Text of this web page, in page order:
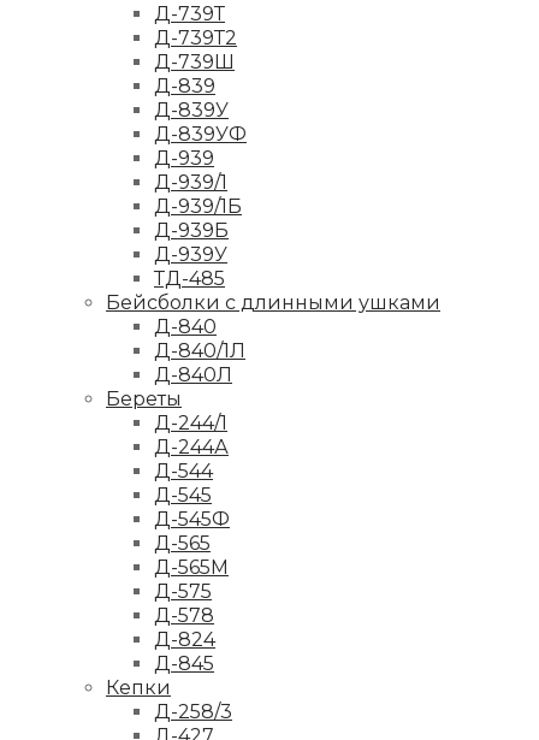
Д-739Т
Д-739Т2
Д-739Ш
Д-839
Д-839У
Д-839УФ
Д-939
Д-939/1
Д-939/1Б
Д-939Б
Д-939У
ТД-485
Бейсболки с длинными ушками
Д-840
Д-840/1Л
Д-840Л
Береты
Д-244/1
Д-244А
Д-544
Д-545
Д-545Ф
Д-565
Д-565М
Д-575
Д-578
Д-824
Д-845
Кепки
Д-258/3